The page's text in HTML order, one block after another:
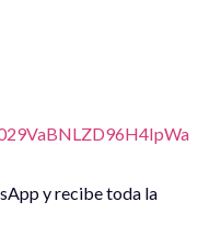
y recibe toda la